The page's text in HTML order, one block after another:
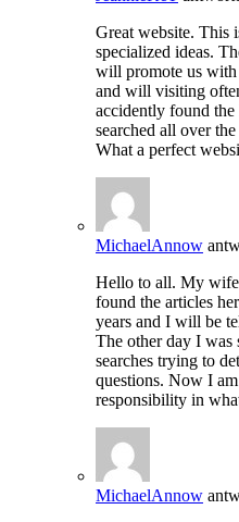
Great website. This
specialized ideas.
will promote us
and will visiting
accidently found
searched all over
What a perfect
MichaelAnnow
Hello to all. My wife
found the articles
years and I will be
The other day I was
searches trying to
questions. Now I
responsibility in
MichaelAnnow